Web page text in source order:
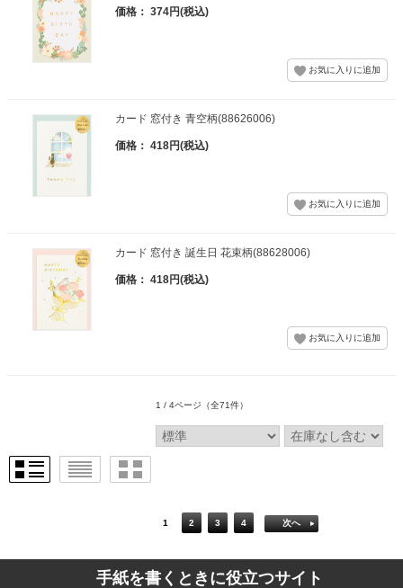
価格： 374円(税込)
カード 窓付き 青空柄(88626006)
価格： 418円(税込)
カード 窓付き 誕生日 花束柄(88628006)
価格： 418円(税込)
1 / 4ページ （全71件）
1 2 3 4 次へ
手紙を書くときに役立つサイト